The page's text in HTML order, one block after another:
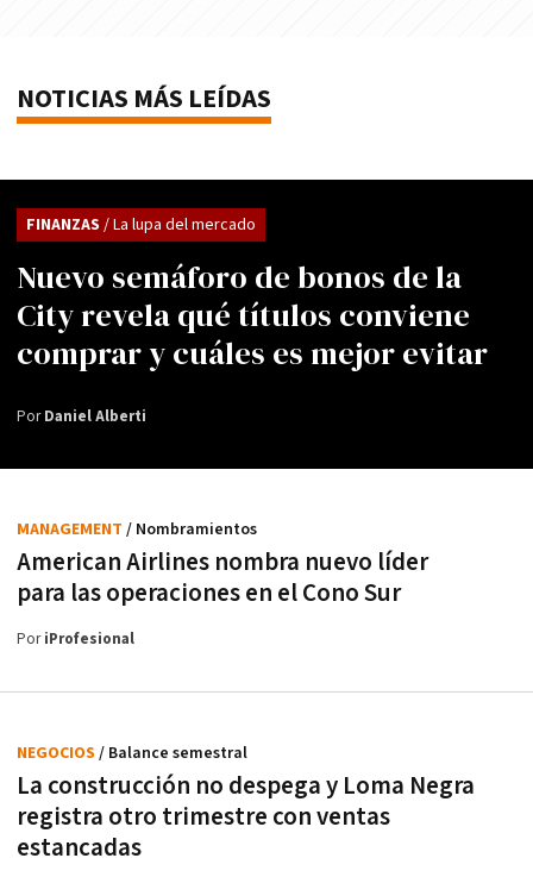
NOTICIAS MÁS LEÍDAS
Nuevo semáforo de bonos de la
City revela qué títulos conviene
comprar y cuáles es mejor evitar
FINANZAS / La lupa del mercado
PorDaniel Alberti
American Airlines nombra nuevo líder
para las operaciones en el Cono Sur
MANAGEMENT / Nombramientos
PoriProfesional
La construcción no despega y Loma Negra
registra otro trimestre con ventas
estancadas
NEGOCIOS / Balance semestral